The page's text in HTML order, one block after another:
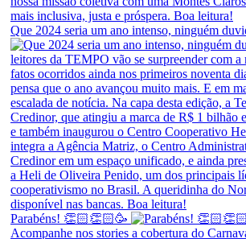
Que 2024 seria um ano intenso, ninguém
Parabéns! 👏🏻👏🏻🥳
Acompanhe nos stories a cobertura do